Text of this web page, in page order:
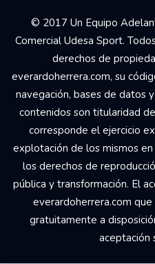
© 2017 Un Equipo
Comercial Udesa Sport.
derechos de
everardoherrera.com, su
navegación, bases de datos
contenidos son titularidad
corresponde el ejercicio
explotación de los mismos
los derechos de
pública y transformación. El
everardoherrera.com
gratuitamente a
aceptación